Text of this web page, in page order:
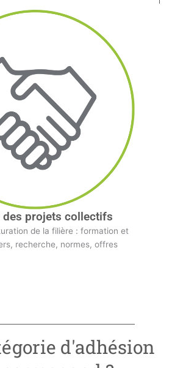
des projets collectifs
de la filière : formation et
recherche, normes, offres
d'adhésion